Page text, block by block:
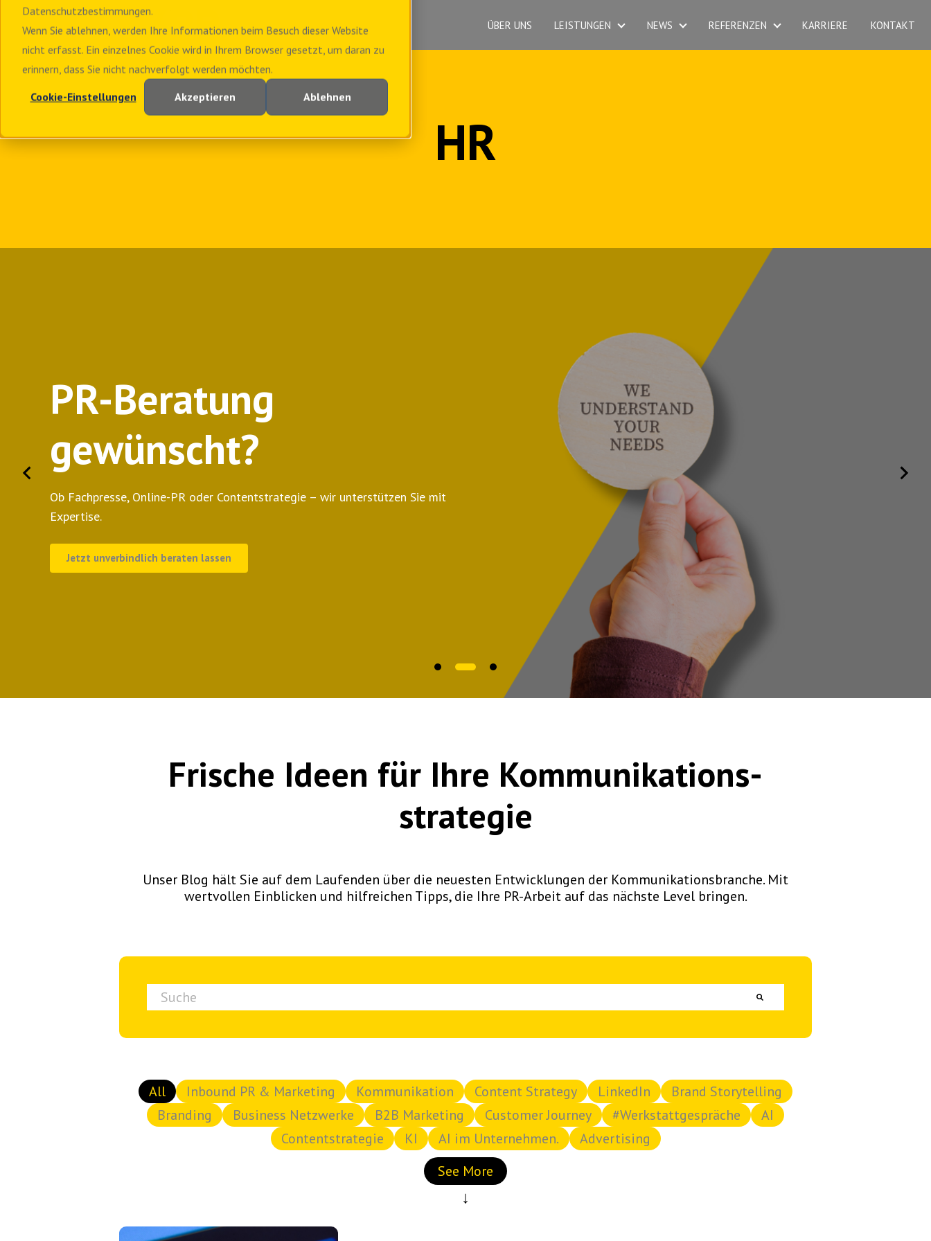
Datenschutzbestimmungen.
Wenn Sie ablehnen, werden Ihre Informationen beim Besuch dieser Website
nicht erfasst. Ein einzelnes Cookie wird in Ihrem Browser gesetzt, um daran zu
erinnern, dass Sie nicht nachverfolgt werden möchten.
Cookie-Einstellungen Akzeptieren Ablehnen
ÜBER UNS LEISTUNGEN NEWS REFERENZEN KARRIERE KONTAKT
HR
SMART NEWS direkt in
Ihr Postfach
Erhalten Sie regelmäßig Tipps, Trends & Insights rund um PR, Kommunikation
& digitale Medien.
Zum Newsletter anmelden
Frische Ideen für Ihre Kommunikations-
strategie
Unser Blog hält Sie auf dem Laufenden über die neuesten Entwicklungen der Kommunikationsbranche. Mit
wertvollen Einblicken und hilfreichen Tipps, die Ihre PR-Arbeit auf das nächste Level bringen.
Dies ist ein Suchfeld mit einer automatischen Vorschlagsfunktion.
All Inbound PR & Marketing Kommunikation Content Strategy LinkedIn
Brand Storytelling
Branding
Business Netzwerke B2B Marketing Customer Journey #Werkstattgespräche
AI
Contentstrategie
KI AI im Unternehmen.
Advertising
See More